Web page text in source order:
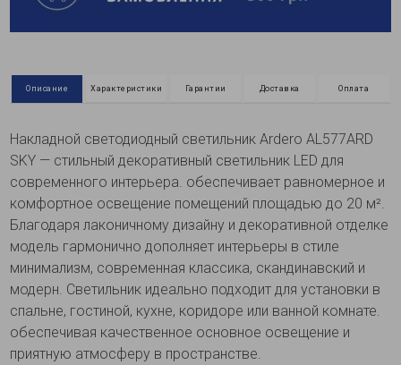
Описание Характеристики Гарантии Доставка Оплата
Накладной светодиодный светильник Ardero AL577ARD
SKY — стильный декоративный светильник LED для
современного интерьера. обеспечивает равномерное и
комфортное освещение помещений площадью до 20 м².
Благодаря лаконичному дизайну и декоративной отделке
модель гармонично дополняет интерьеры в стиле
минимализм, современная классика, скандинавский и
модерн. Светильник идеально подходит для установки в
спальне, гостиной, кухне, коридоре или ванной комнате.
обеспечивая качественное основное освещение и
приятную атмосферу в пространстве.